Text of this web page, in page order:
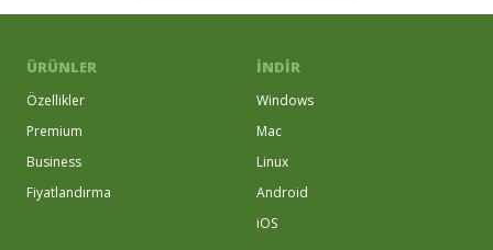
ÜRÜNLER
Özellikler
Premium
Business
Fiyatlandırma
İNDIR
Windows
Mac
Linux
Android
iOS